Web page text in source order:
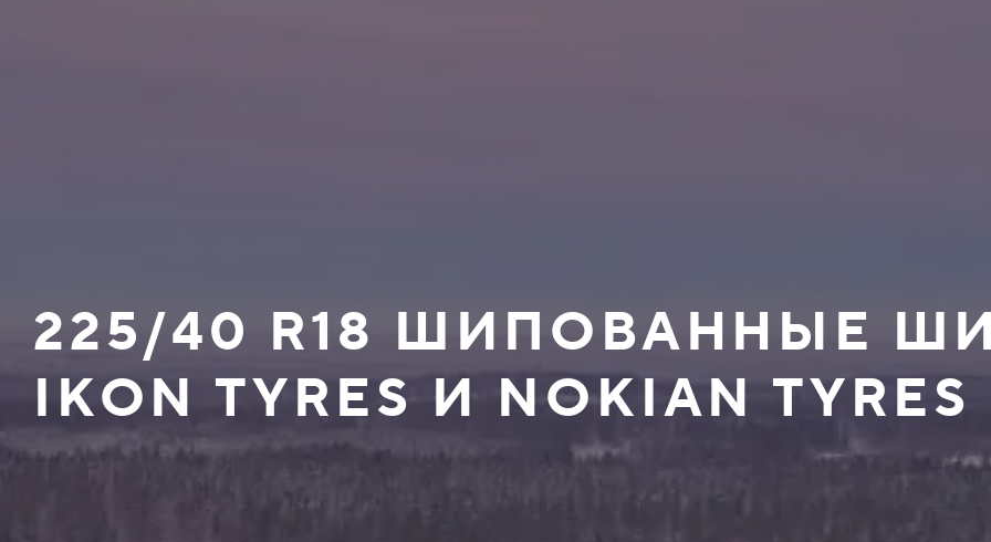
225/40 R18 ШИПОВАННЫЕ
IKON TYRES И NOKIAN TYRES